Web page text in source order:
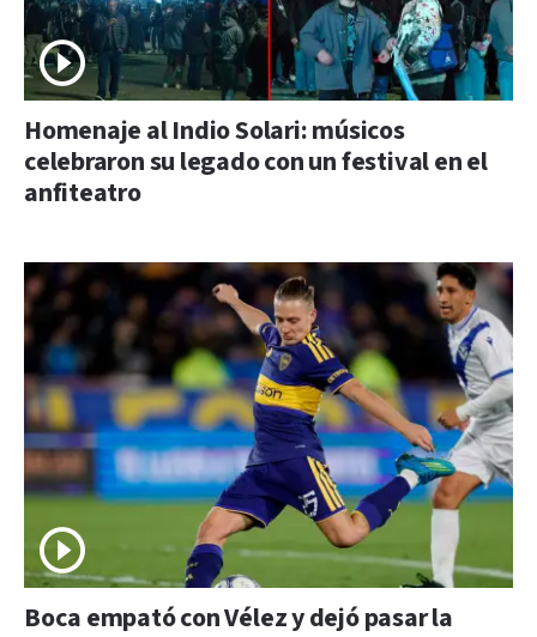
Homenaje al Indio Solari: músicos
celebraron su legado con un festival en el
anfiteatro
Boca empató con Vélez y dejó pasar la